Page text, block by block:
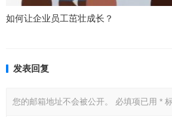
如何让企业员工茁壮成长？
发表回复
您的邮箱地址不会被公开。 必填项已用 *